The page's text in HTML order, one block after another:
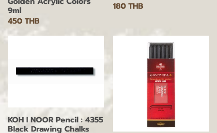
9ml
450 THB
180 THB
KOH I NOOR Pencil : 4355
Black Drawing Chalks